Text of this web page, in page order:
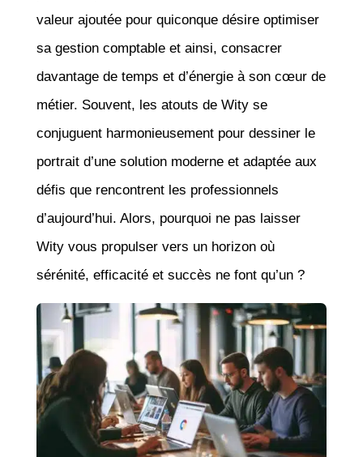
valeur ajoutée pour quiconque désire optimiser
sa gestion comptable et ainsi, consacrer
davantage de temps et d’énergie à son cœur de
métier. Souvent, les atouts de Wity se
conjuguent harmonieusement pour dessiner le
portrait d’une solution moderne et adaptée aux
défis que rencontrent les professionnels
d’aujourd’hui. Alors, pourquoi ne pas laisser
Wity vous propulser vers un horizon où
sérénité, efficacité et succès ne font qu’un ?